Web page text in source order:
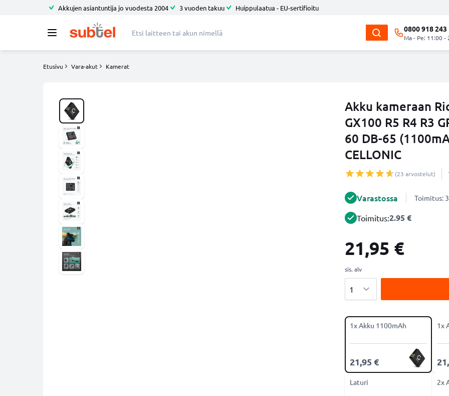
Akkujen asiantuntija jo vuodesta 2004 3 vuoden takuu Huippulaatua - EU-sertifioitu
0800 918 243
Ma - Pe: 11:00 -
Etusivu Vara-akut Kamerat
Akku kameraan
GX100 R5 R4 R3
60 DB-65
CELLONIC
(23 arvostelut)
Varastossa Toimitus:
Toimitus:2.95 €
21,95 €
sis. alv
1x Akku 1100mAh
21,95 €
1x
Laturi 2x